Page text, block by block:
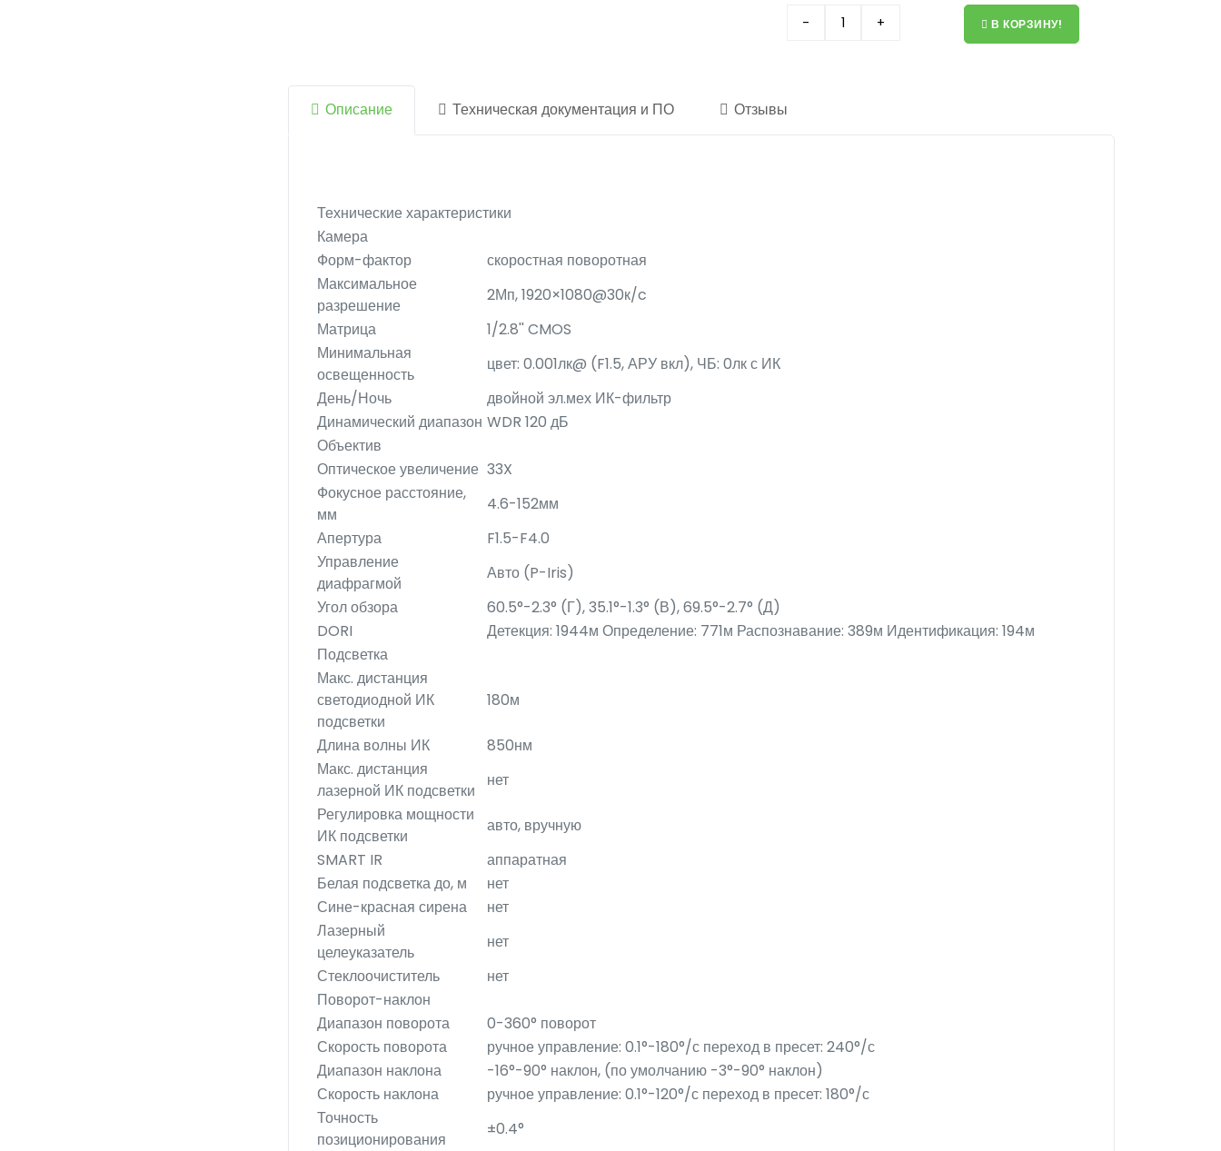
В КОРЗИНУ!
Описание Техническая документация и ПО Отзывы
Технические характеристики
Камера
Форм-фактор
скоростная поворотная
Максимальное
разрешение
2Мп, 1920×1080@30к/c
Матрица
1/2.8'' CMOS
Минимальная
освещенность
цвет: 0.001лк@ (F1.5, АРУ вкл), ЧБ: 0лк с ИК
День/Ночь
двойной эл.мех ИК-фильтр
Динамический диапазон WDR 120 дБ
Объектив
Оптическое увеличение 33X
Фокусное расстояние,
мм
4.6-152мм
Апертура
F1.5-F4.0
Управление
диафрагмой
Авто (P-Iris)
Угол обзора
60.5°-2.3° (Г), 35.1°-1.3° (В), 69.5°-2.7° (Д)
DORI
Детекция: 1944м Определение: 771м Распознавание: 389м Идентификация: 194м
Подсветка
Макс. дистанция
светодиодной ИК
подсветки
180м
Длина волны ИК
850нм
Макс. дистанция
лазерной ИК подсветки
нет
Регулировка мощности
ИК подсветки
авто, вручную
SMART IR
аппаратная
Белая подсветка до, м
нет
Сине-красная сирена
нет
Лазерный
целеуказатель
нет
Стеклоочиститель
нет
Поворот-наклон
Диапазон поворота
0-360° поворот
Скорость поворота
ручное управление: 0.1°-180°/с переход в пресет: 240°/с
Диапазон наклона
-16°-90° наклон, (по умолчанию -3°-90° наклон)
Скорость наклона
ручное управление: 0.1°-120°/с переход в пресет: 180°/с
Точность
позиционирования
±0.4°